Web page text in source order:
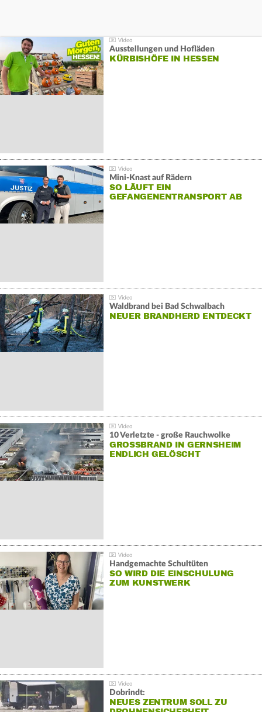
Ausstellungen und Hofläden
KÜRBISHÖFE IN HESSEN
Mini-Knast auf Rädern
SO LÄUFT EIN
GEFANGENENTRANSPORT AB
Waldbrand bei Bad Schwalbach
NEUER BRANDHERD ENTDECKT
10 Verletzte - große Rauchwolke
GROSSBRAND IN GERNSHEIM E
NDLICH GELÖSCHT
Handgemachte Schultüten
SO WIRD DIE EINSCHULUNG
ZUM KUNSTWERK
Dobrindt:
NEUES ZENTRUM SOLL ZU